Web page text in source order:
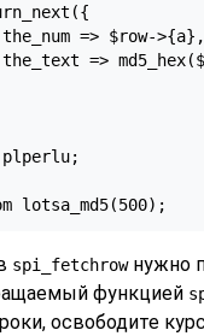
=> $row->{a},
=>
plperlu;
lotsa_md5(500);
spi_fetchrowнужно
функцией
освободите